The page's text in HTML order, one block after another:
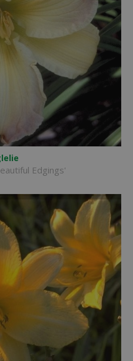
Edgings'